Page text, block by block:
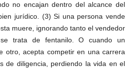
no encajan dentro del alcance del
jurídico. (3) Si una persona vende
muere, ignorando tanto el vendedor
trata de fentanilo. O cuando un
otro, acepta competir en una carrera
de diligencia, perdiendo la vida en el